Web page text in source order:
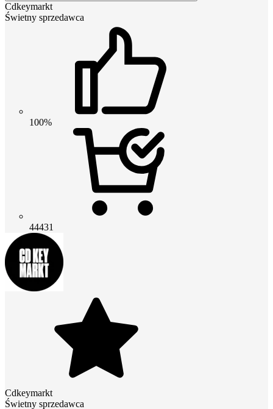
Cdkeymarkt
Świetny sprzedawca
100%
44431
Cdkeymarkt
Świetny sprzedawca